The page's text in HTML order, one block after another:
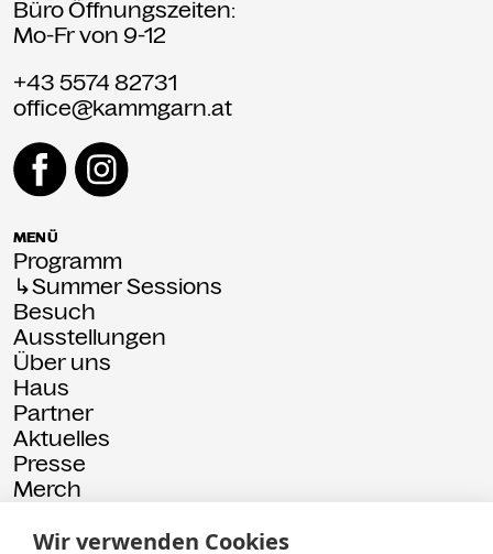
Büro Öffnungszeiten:
Mo-Fr von 9-12
+43 5574 82731
office@kammgarn.at
MENÜ
Programm
↳Summer Sessions
Besuch
Ausstellungen
Über uns
Haus
Partner
Aktuelles
Presse
Merch
Wir verwenden Cookies